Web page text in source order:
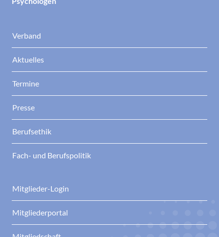
Verband
Aktuelles
Termine
Presse
Berufsethik
Fach- und Berufspolitik
Mitglieder-Login
Mitgliederportal